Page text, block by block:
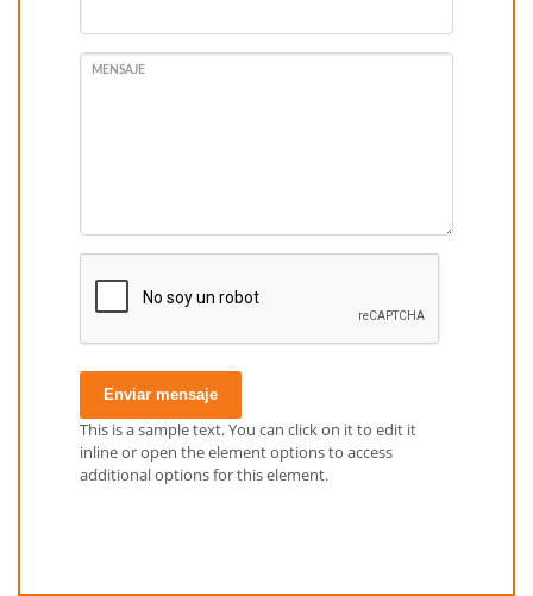
MENSAJE
Enviar mensaje
This is a sample text. You can click on it to edit it
inline or open the element options to access
additional options for this element.